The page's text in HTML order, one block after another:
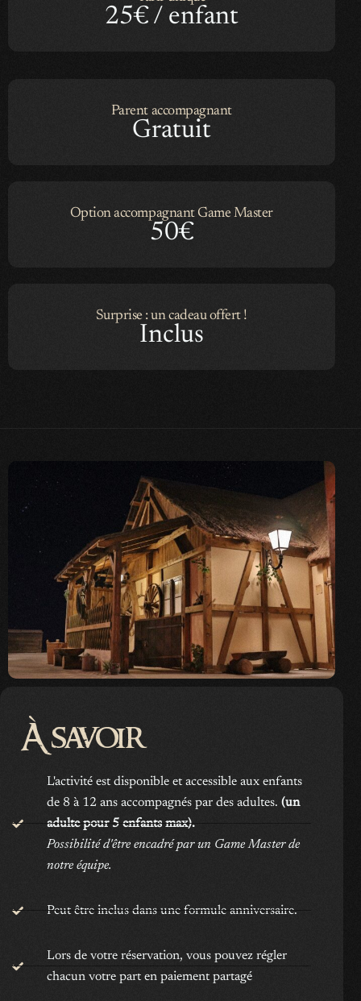
25€ / enfant
Parent accompagnant
Gratuit
Option accompagnant Game Master
50€
Surprise : un cadeau offert !
Inclus
À savoir
L'activité est disponible et accessible aux enfants
de 8 à 12 ans accompagnés par des adultes. (un
adulte pour 5 enfants max).
Possibilité d'être encadré par un Game Master de
notre équipe.
Peut être inclus dans une formule anniversaire.
Lors de votre réservation, vous pouvez régler
chacun votre part en paiement partagé